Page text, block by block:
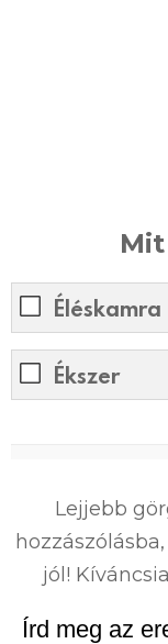
Éléskamra
Ékszer
Lejjebb
jól!
Írd meg az